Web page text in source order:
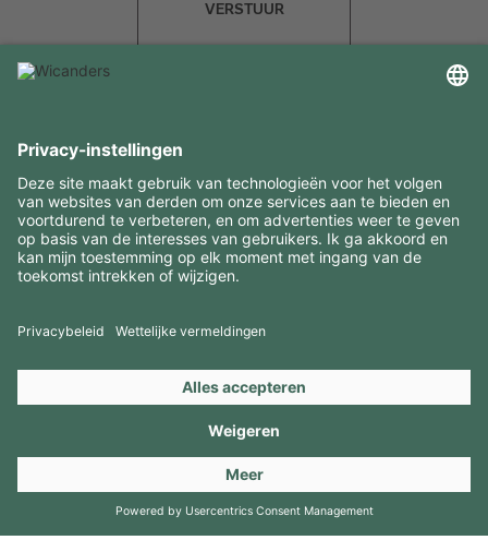
VERSTUUR
INTERESSANTE INFORMATIE
MIDDELEN
CONTACTEN
Copyright 2026 © Amorim Cork Solutions. All rights reserved.
byWebcomum